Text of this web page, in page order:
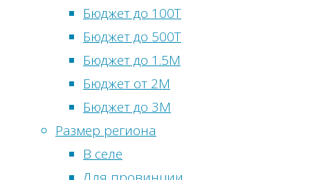
Бюджет до 100Т
Бюджет до 500Т
Бюджет до 1.5М
Бюджет от 2М
Бюджет до 3М
Размер региона
В селе
Финансовый
блог
Бизнес
литература
Полезная
литература
Бизнес
идеи
без
вложений
Бизнес
идеи
в